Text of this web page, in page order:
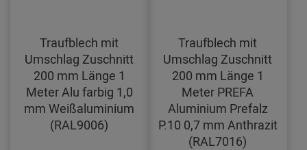
Traufblech mit
Umschlag Zuschnitt
200 mm Länge 1
Meter Alu farbig 1,0
mm Weißaluminium
(RAL9006)
Traufblech mit
Umschlag Zuschnitt
200 mm Länge 1
Meter PREFA
Aluminium Prefalz
P.10 0,7 mm Anthrazit
(RAL7016)